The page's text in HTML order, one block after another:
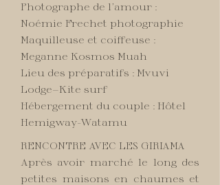
Photographe de l’amour :
Noémie Frechet photographie
Maquilleuse et coiffeuse :
Meganne Kosmos Muah
Lieu des préparatifs : Mvuvi
Lodge—Kite surf
Hébergement du couple : Hôtel
Hemigway-Watamu
RENCONTRE AVEC LES GIRIAMA
Après avoir marché le long des
petites maisons en chaumes et